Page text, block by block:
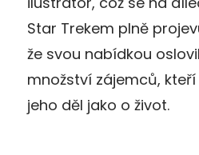
Star Trekem plně
že svou nabídkou
množství zájemců,
jeho děl jako o život.